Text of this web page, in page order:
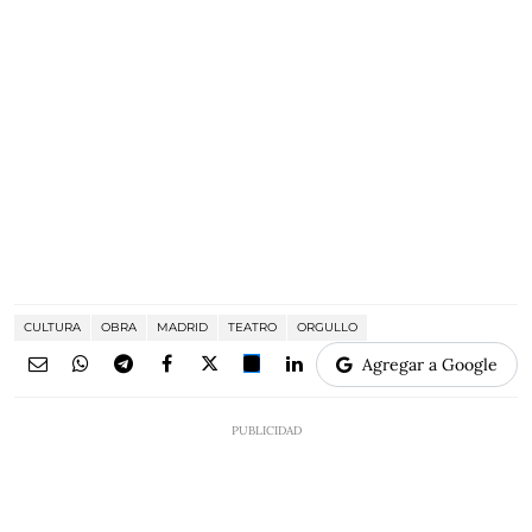
CULTURA OBRA MADRID TEATRO ORGULLO
Agregar a Google